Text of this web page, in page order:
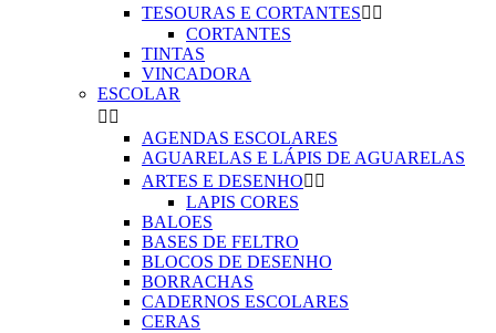
TESOURAS E CORTANTES 
CORTANTES
TINTAS
VINCADORA
ESCOLAR
 
AGENDAS ESCOLARES
AGUARELAS E LÁPIS DE AGUARELAS
ARTES E DESENHO 
LAPIS CORES
BALOES
BASES DE FELTRO
BLOCOS DE DESENHO
BORRACHAS
CADERNOS ESCOLARES
CERAS